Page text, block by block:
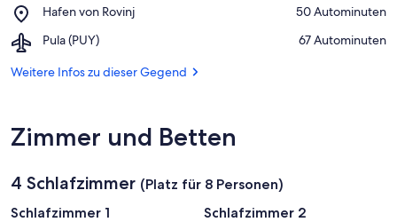
Lanterna
Hafen von Rovinj
Place,
von
‪50 Autominuten‬
Pula (PUY)
Airport,
(PUY)
‪67 Autominuten‬
Weitere Infos zu dieser Gegend
Zimmer und Betten
4 Schlafzimmer (Platz für 8 Personen)
Schlafzimmer 1
Schlafzimmer 2